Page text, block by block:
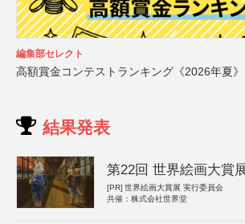
編集部セレクト
高額賞金コンテストランキング《2026年夏》
結果発表
第22回 世界絵画大賞
[PR] 世界絵画大賞展 実行委員会
共催：株式会社世界堂